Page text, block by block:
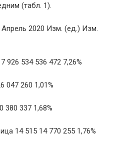
(табл. 1).
Апрель 2020 Изм. (ед.) Изм.
926 534 536 472 7,26%
047 260 1,01%
380 337 1,68%
14 515 14 770 255 1,76%